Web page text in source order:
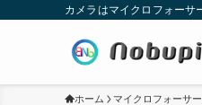
カメラはマイクロフォーサ
ホーム マイクロフォーサ